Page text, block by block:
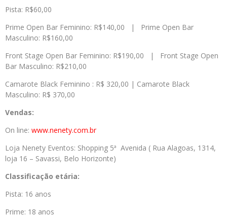
Pista: R$60,00
Prime Open Bar Feminino: R$140,00 | Prime Open Bar
Masculino: R$160,00
Front Stage Open Bar Feminino: R$190,00 | Front Stage Open
Bar Masculino: R$210,00
Camarote Black Feminino : R$ 320,00 | Camarote Black
Masculino: R$ 370,00
Vendas:
On line: www.nenety.com.br
Loja Nenety Eventos: Shopping 5ª Avenida ( Rua Alagoas, 1314,
loja 16 – Savassi, Belo Horizonte)
Classificação etária:
Pista: 16 anos
Prime: 18 anos